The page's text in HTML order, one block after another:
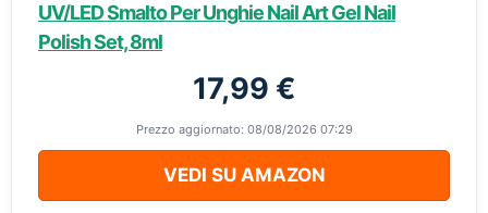
UV/LED Smalto Per Unghie Nail Art Gel Nail
Polish Set, 8ml
17,99 €
Prezzo aggiornato: 08/08/2026 07:29
VEDI SU AMAZON